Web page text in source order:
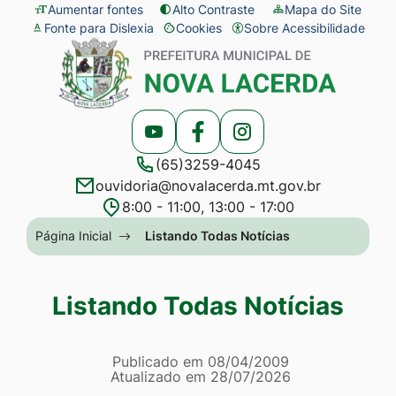
Seção
de
atalhos
acessibilidade
Ir
para
conteúdo
menu
[alt+2]
para
Aumentar fontes Alto Contraste
Mapa do Site
Fonte para Dislexia
Cookies
Abrir
preferências
de
cookies
Sobre Acessibilidade
Seção
menu
Acessar
a
Rede
Social
Acessar
a
Rede
Social
Acessar
a
Rede
Social
(65)3259-4045
ouvidoria@novalacerda.mt.gov.br
8:00 - 11:00, 13:00 - 17:00
Seção
do
principal
Página Inicial Listando Todas Notícias
Listando Todas Notícias
Página Listando Todas
Informações
Publicado em 08/04/2009
Atualizado em 28/07/2026